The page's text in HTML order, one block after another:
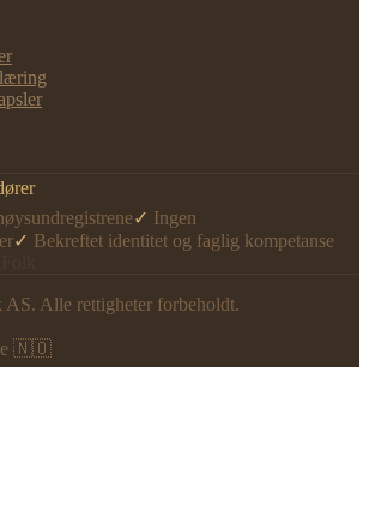
✓ Ingen
✓ Bekreftet identitet og faglig kompetanse
AS. Alle rettigheter forbeholdt.
🇳🇴